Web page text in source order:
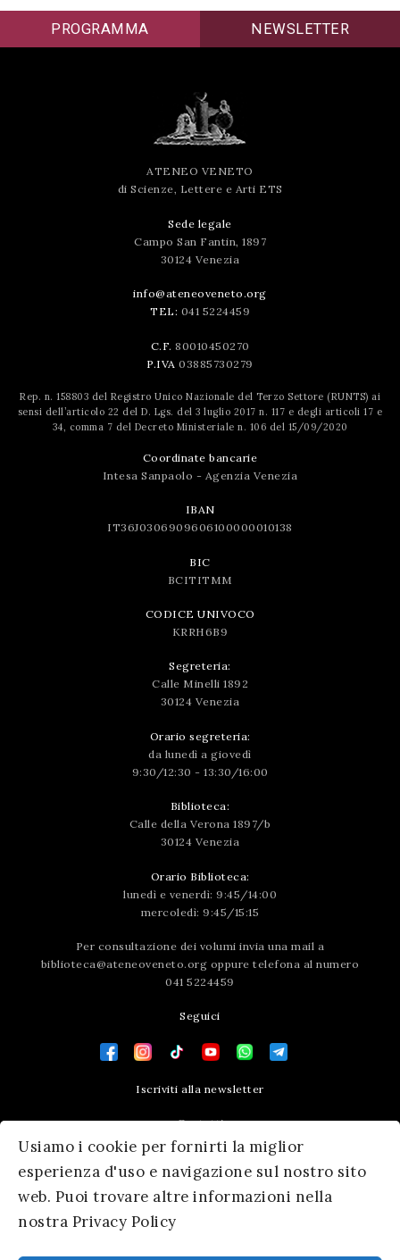
Usiamo i cookie per fornirti la miglior
esperienza d'uso e navigazione sul nostro sito
web. Puoi trovare altre informazioni nella
nostra Privacy Policy
PROGRAMMA NEWSLETTER
ATENEO VENETO
di Scienze, Lettere e Arti ETS
Sede legale
Campo San Fantin, 1897
30124 Venezia
info@ateneoveneto.org
TEL: 041 5224459
C.F. 80010450270
P.IVA 03885730279
Rep. n. 158803 del Registro Unico Nazionale del Terzo Settore (RUNTS) ai
sensi dell’articolo 22 del D. Lgs. del 3 luglio 2017 n. 117 e degli articoli 17 e
34, comma 7 del Decreto Ministeriale n. 106 del 15/09/2020
Coordinate bancarie
Intesa Sanpaolo - Agenzia Venezia
IBAN
IT36J0306909606100000010138
BIC
BCITITMM
CODICE UNIVOCO
KRRH6B9
Segreteria:
Calle Minelli 1892
30124 Venezia
Orario segreteria:
da lunedì a giovedì
9:30/12:30 - 13:30/16:00
Biblioteca:
Calle della Verona 1897/b
30124 Venezia
Orario Biblioteca:
lunedì e venerdì: 9:45/14:00
mercoledì: 9:45/15:15
Per consultazione dei volumi invia una mail a
biblioteca@ateneoveneto.org oppure telefona al numero
041 5224459
Seguici
Iscriviti alla newsletter
Contatti